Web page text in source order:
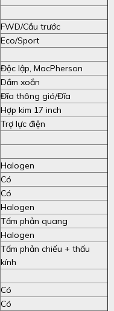
FWD/Cầu trước
Eco/Sport
Độc lập, MacPherson
Dầm xoắn
Đĩa thông gió/Đĩa
Hợp kim 17 inch
Trợ lực điện
Halogen
Có
Có
Halogen
Tấm phản quang
Halogen
Tấm phản chiếu + thấu
kính
Có
Có